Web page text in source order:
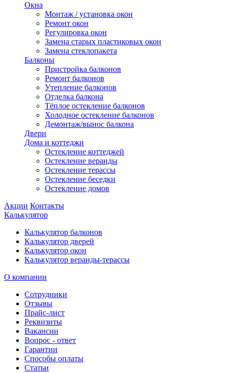
Окна
Монтаж / установка окон
Ремонт окон
Регулировка окон
Замена старых пластиковых окон
Замена стеклопакета
Балконы
Пристройка балконов
Ремонт балконов
Утепление балконов
Отделка балкона
Тёплое остекление балконов
Холодное остекление балконов
Демонтаж/вынос балкона
Двери
Дома и коттеджи
Остекление коттеджей
Остекление веранды
Остекление терассы
Остекление беседки
Остекление домов
Акции Контакты
Калькулятор
Калькулятор балконов
Калькулятор дверей
Калькулятор окон
Калькулятор веранды-терассы
О компании
Сотрудники
Отзывы
Прайс-лист
Реквизиты
Вакансии
Вопрос - ответ
Гарантии
Способы оплаты
Статьи